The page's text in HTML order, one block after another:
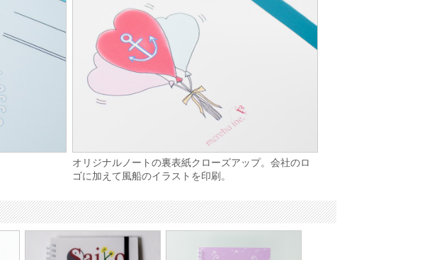
オリジナルノートの裏表紙クローズアップ。会社のロ
ゴに加えて風船のイラストを印刷。